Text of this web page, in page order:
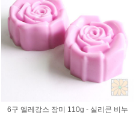
6구 엘레강스 장미 110g - 실리콘 비누